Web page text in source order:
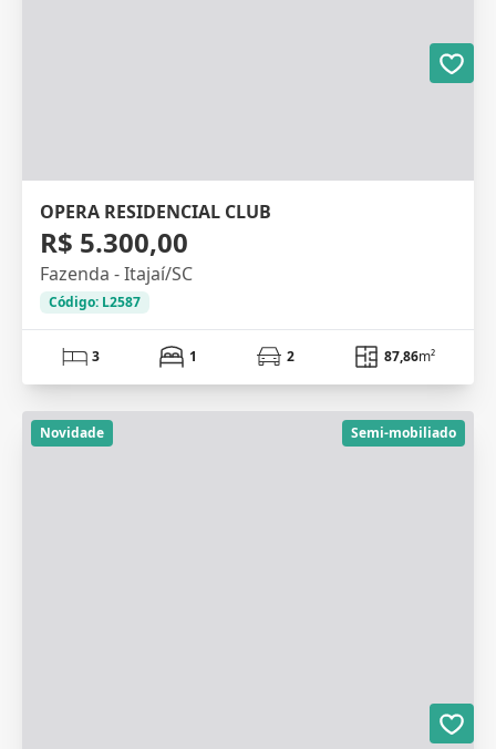
OPERA RESIDENCIAL CLUB
R$ 5.300,00
Fazenda - Itajaí/SC
Código: L2587
3 1 2 87,86m²
Novidade Semi-mobiliado